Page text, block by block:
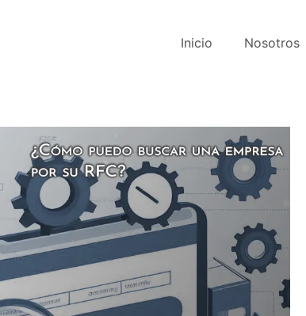
Inicio Nosotros